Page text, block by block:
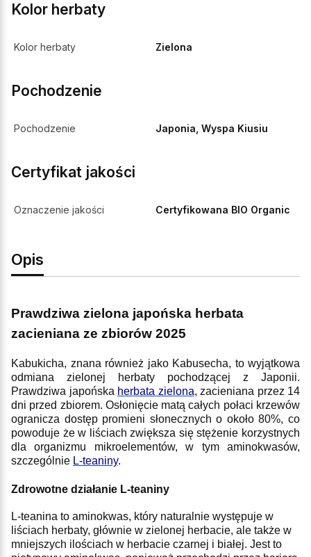
Kolor herbaty
Kolor herbaty Zielona
Pochodzenie
Pochodzenie Japonia, Wyspa Kiusiu
Certyfikat jakości
Oznaczenie jakości Certyfikowana BIO Organic
Opis
Prawdziwa zielona japońska herbata
zacieniana ze zbiorów 2025
Kabukicha, znana również jako Kabusecha, to wyjątkowa
odmiana zielonej herbaty pochodzącej z Japonii.
Prawdziwa japońska herbata zielona, zacieniana przez 14
dni przed zbiorem. Osłonięcie matą całych połaci krzewów
ogranicza dostęp promieni słonecznych o około 80%, co
powoduje że w liściach zwiększa się stężenie korzystnych
dla organizmu mikroelementów, w tym aminokwasów,
szczególnie L-teaniny.
Zdrowotne działanie L-teaniny
L-teanina to aminokwas, który naturalnie występuje w
liściach herbaty, głównie w zielonej herbacie, ale także w
mniejszych ilościach w herbacie czarnej i białej. Jest to